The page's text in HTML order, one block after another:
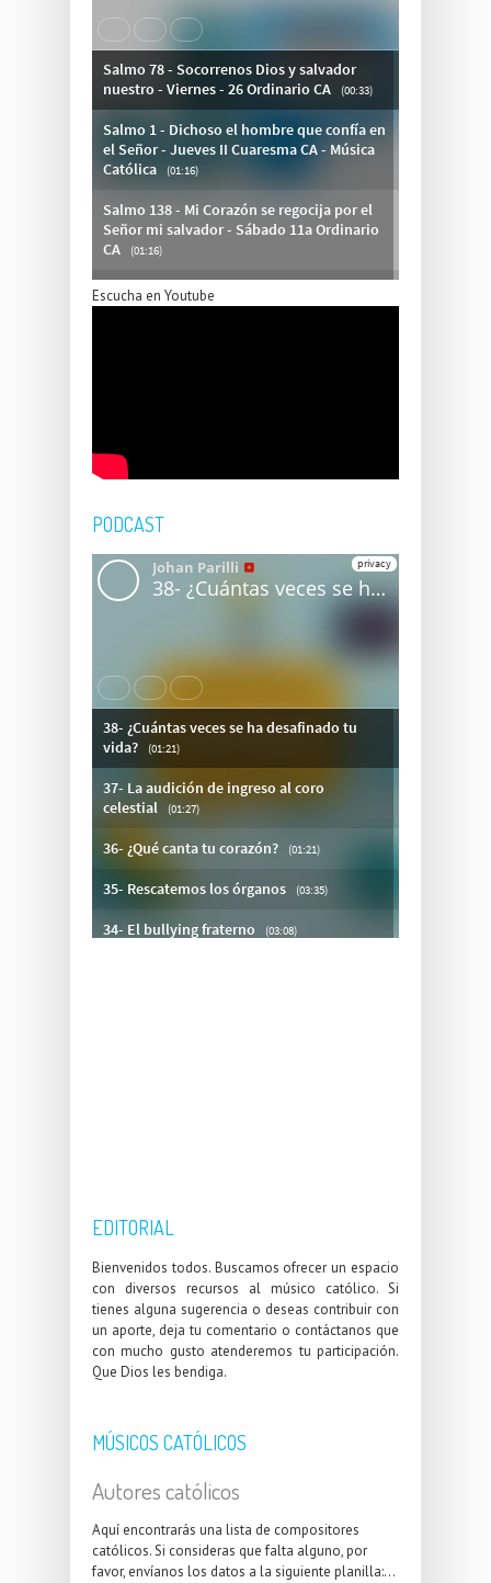
Escucha en Youtube
PODCAST
EDITORIAL
Bienvenidos todos. Buscamos ofrecer un espacio
con diversos recursos al músico católico. Si
tienes alguna sugerencia o deseas contribuir con
un aporte, deja tu comentario o contáctanos que
con mucho gusto atenderemos tu participación.
Que Dios les bendiga.
MÚSICOS CATÓLICOS
Autores católicos
Aquí encontrarás una lista de compositores
católicos. Si consideras que falta alguno, por
favor, envíanos los datos a la siguiente planilla:...